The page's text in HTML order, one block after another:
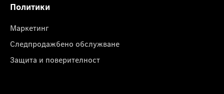
Политики
Маркетинг
Следпродажбено обслужване
Защита и поверителност